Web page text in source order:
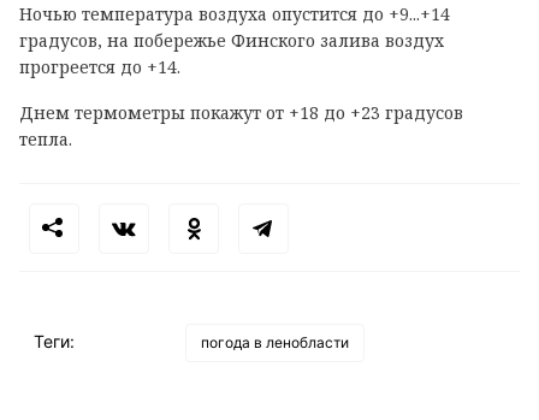
Ночью температура воздуха опустится до +9...+14
градусов, на побережье Финского залива воздух
прогреется до +14.
Днем термометры покажут от +18 до +23 градусов
тепла.
Теги: погода в ленобласти